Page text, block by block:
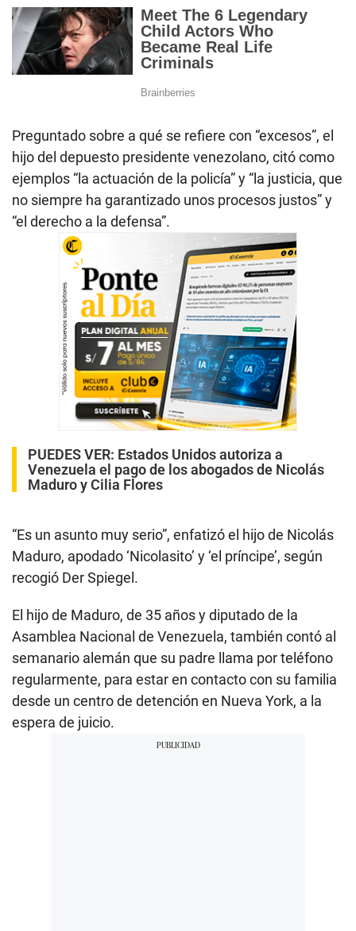
Preguntado sobre a qué se refiere con “excesos”, el
hijo del depuesto presidente venezolano, citó como
ejemplos “la actuación de la policía” y “la justicia, que
no siempre ha garantizado unos procesos justos” y
“el derecho a la defensa”.
PUEDES VER: Estados Unidos autoriza a
Venezuela el pago de los abogados de Nicolás
Maduro y Cilia Flores
“Es un asunto muy serio”, enfatizó el hijo de Nicolás
Maduro, apodado ‘Nicolasito’ y ‘el príncipe’, según
recogió Der Spiegel.
El hijo de Maduro, de 35 años y diputado de la
Asamblea Nacional de Venezuela, también contó al
semanario alemán que su padre llama por teléfono
regularmente, para estar en contacto con su familia
desde un centro de detención en Nueva York, a la
espera de juicio.